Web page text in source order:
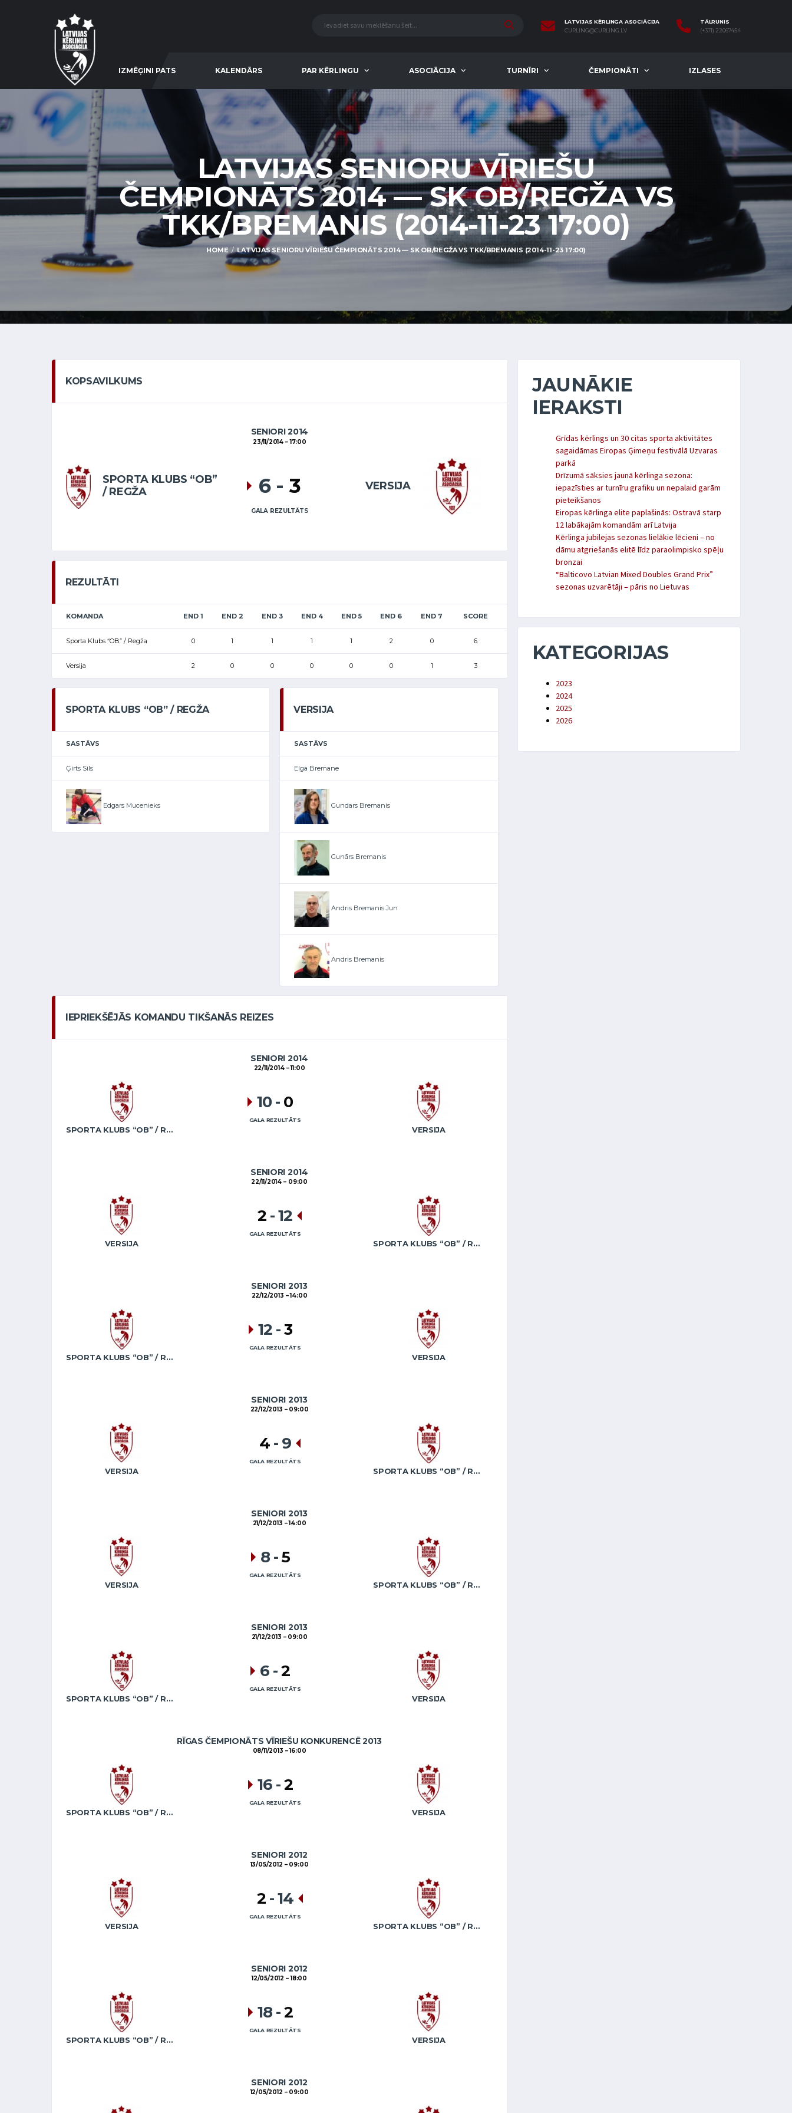
LATVIJAS KĒRLINGA ASOCIĀCIJA
CURLING@CURLING.LV
TĀLRUNIS
(+371) 22067454
IZMĒĢINI PATS KALENDĀRS PAR KĒRLINGU ASOCIĀCIJA TURNĪRI ČEMPIONĀTI IZLASES
LATVIJAS SENIORU VĪRIEŠU
ČEMPIONĀTS 2014 — SK OB/REGŽA VS
TKK/BREMANIS (2014-11-23 17:00)
HOME LATVIJAS SENIORU VĪRIEŠU ČEMPIONĀTS 2014 — SK OB/REGŽA VS TKK/BREMANIS (2014-11-23 17:00)
KOPSAVILKUMS
SENIORI 2014
23/11/2014 17:00
SPORTA KLUBS “OB”
/ REGŽA
VERSIJA
6 - 3
GALA REZULTĀTS
REZULTĀTI
KOMANDA END 1 END 2 END 3 END 4 END 5 END 6 END 7 SCORE
Sporta Klubs “OB” / Regža 0 1 1 1 1 2 0 6
Versija 2 0 0 0 0 0 1 3
SPORTA KLUBS “OB” / REGŽA
SASTĀVS
Ģirts Sils
Edgars Mucenieks
VERSIJA
SASTĀVS
Elga Bremane
Gundars Bremanis
Gunārs Bremanis
Andris Bremanis Jun
Andris Bremanis
IEPRIEKŠĒJĀS KOMANDU TIKŠANĀS REIZES
SENIORI 2014
22/11/2014 11:00
SPORTA KLUBS “OB” / REGŽA VERSIJA
10 - 0
GALA REZULTĀTS
SENIORI 2014
22/11/2014 09:00
VERSIJA SPORTA KLUBS “OB” / REGŽA
2 -12
GALA REZULTĀTS
SENIORI 2013
22/12/2013 14:00
SPORTA KLUBS “OB” / REGŽA VERSIJA
12 -3
GALA REZULTĀTS
SENIORI 2013
22/12/2013 09:00
VERSIJA SPORTA KLUBS “OB” / REGŽA
4 - 9
GALA REZULTĀTS
SENIORI 2013
21/12/2013 14:00
VERSIJA SPORTA KLUBS “OB” / REGŽA
8 -5
GALA REZULTĀTS
SENIORI 2013
21/12/2013 09:00
SPORTA KLUBS “OB” / REGŽA VERSIJA
6 -2
GALA REZULTĀTS
RĪGAS ČEMPIONĀTS VĪRIEŠU KONKURENCĒ 2013
08/11/2013 16:00
SPORTA KLUBS “OB” / REGŽA VERSIJA
16 -2
GALA REZULTĀTS
SENIORI 2012
13/05/2012 09:00
VERSIJA SPORTA KLUBS “OB” / REGŽA
2 -14
GALA REZULTĀTS
SENIORI 2012
12/05/2012 18:00
SPORTA KLUBS “OB” / REGŽA VERSIJA
18 -2
GALA REZULTĀTS
SENIORI 2012
12/05/2012 09:00
JAUNĀKIE
IERAKSTI
Grīdas kērlings un 30 citas sporta aktivitātes
sagaidāmas Eiropas Ģimeņu festivālā Uzvaras
parkā
Drīzumā sāksies jaunā kērlinga sezona:
iepazīsties ar turnīru grafiku un nepalaid garām
pieteikšanos
Eiropas kērlinga elite paplašinās: Ostravā starp
12 labākajām komandām arī Latvija
Kērlinga jubilejas sezonas lielākie lēcieni – no
dāmu atgriešanās elitē līdz paraolimpisko spēļu
bronzai
“Balticovo Latvian Mixed Doubles Grand Prix”
sezonas uzvarētāji – pāris no Lietuvas
KATEGORIJAS
2023
2024
2025
2026